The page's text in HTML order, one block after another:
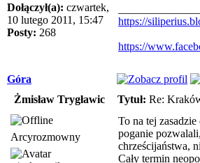
Dołączył(a): czwartek,
10 lutego 2011, 15:47
Posty: 268
https://
https://
Góra
Żmisław Trygławic
Tytuł: Re:
Arcyrozmowny
To na tej
poganie
chrześcijaństwa,
Cały termin